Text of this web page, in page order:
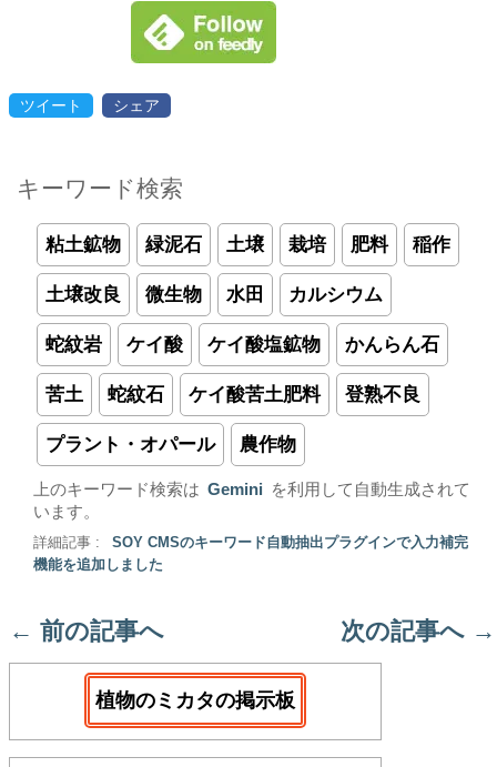
ツイート シェア
キーワード検索
粘土鉱物 緑泥石 土壌 栽培 肥料 稲作
土壌改良 微生物 水田 カルシウム
蛇紋岩 ケイ酸 ケイ酸塩鉱物 かんらん石
苦土 蛇紋石 ケイ酸苦土肥料 登熟不良
プラント・オパール 農作物
上のキーワード検索は Gemini
を利用して自動生成されて
います。
詳細記事 :
SOY CMSのキーワード自動抽出プラグインで入力補完
機能を追加しました
← 前の記事へ 次の記事へ →
植物のミカタの掲示板